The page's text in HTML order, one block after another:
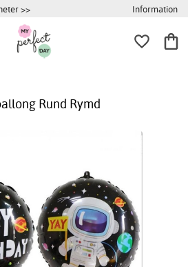
>> Information
Rund Rymd